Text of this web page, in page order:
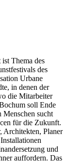
Thema des
des
Urbane
in denen der
die Mitarbeiter
soll Ende
Menschen sucht
für die Zukunft.
Architekten, Planer
und
auffordern. Das